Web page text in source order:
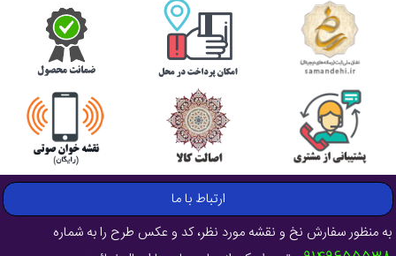
ارتباط با ما
به منظور سفارش نخ و نقشه مورد نظر، کد و عکس طرح را به شماره